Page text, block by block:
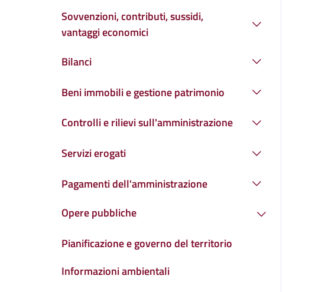
Sovvenzioni, contributi, sussidi,
vantaggi economici
Bilanci
Beni immobili e gestione patrimonio
Controlli e rilievi sull'amministrazione
Servizi erogati
Pagamenti dell'amministrazione
Opere pubbliche
Pianificazione e governo del territorio
Informazioni ambientali